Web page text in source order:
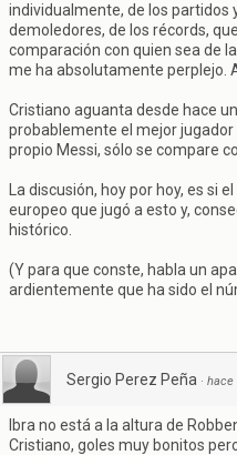
individualmente, de los partidos
demoledores, de los récords,
comparación con quien sea de
me ha absolutamente perplejo.
Cristiano aguanta desde hace
probablemente el mejor jugador
propio Messi, sólo se compare
La discusión, hoy por hoy, es si
europeo que jugó a esto y,
histórico.
(Y para que conste, habla un
ardientemente que ha sido el
Sergio Perez Peña · hace
Ibra no está a la altura de
Cristiano, goles muy bonitos